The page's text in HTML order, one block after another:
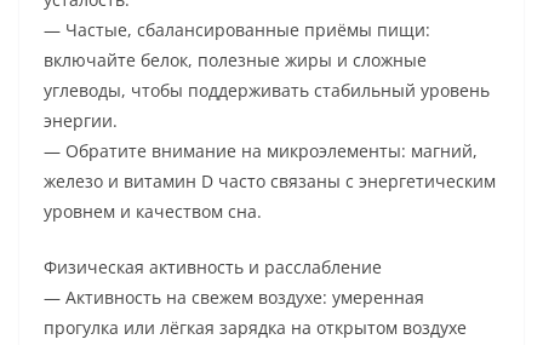
— Частые, сбалансированные приёмы пищи:
включайте белок, полезные жиры и сложные
углеводы, чтобы поддерживать стабильный уровень
энергии.
— Обратите внимание на микроэлементы: магний,
железо и витамин D часто связаны с энергетическим
уровнем и качеством сна.
Физическая активность и расслабление
— Активность на свежем воздухе: умеренная
прогулка или лёгкая зарядка на открытом воздухе